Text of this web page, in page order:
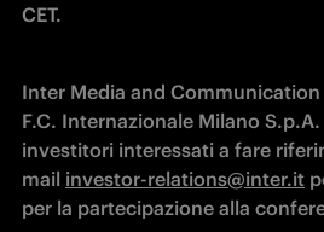
CET.
Inter Media and Communication
F.C. Internazionale Milano
investitori interessati a fare
mail investor-relations@inter.it
per la partecipazione alla